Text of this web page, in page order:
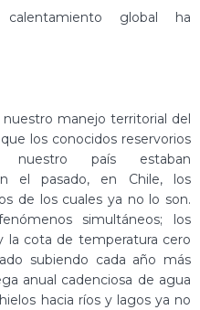
calentamiento global ha
manejo territorial del
los conocidos reservorios
país estaban
el pasado, en Chile, los
de los cuales ya no lo son.
simultáneos; los
la cota de temperatura cero
subiendo cada año más
anual cadenciosa de agua
hacia ríos y lagos ya no